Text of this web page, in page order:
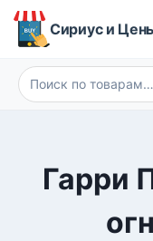
Перейти
Сириус и
Искать:
Гарри